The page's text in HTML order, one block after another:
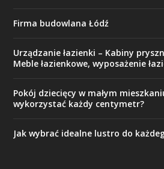
Firma budowlana Łódź
Urządzanie łazienki – Kabiny
Meble łazienkowe, wyposażenie
Pokój dziecięcy w małym
wykorzystać każdy centymetr?
Jak wybrać idealne lustro do